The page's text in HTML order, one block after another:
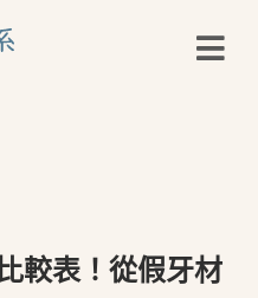
較表！從假牙材